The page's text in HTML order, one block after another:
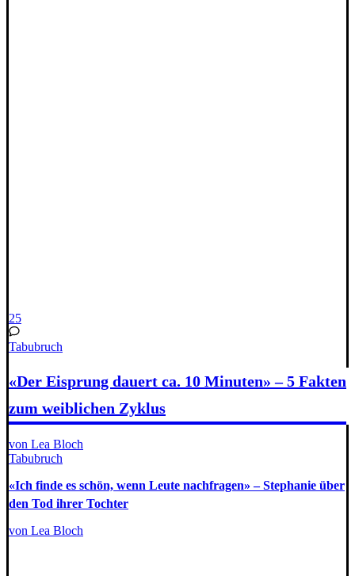
25
Tabubruch
«Der Eisprung dauert ca. 10 Minuten» – 5 Fakten
zum weiblichen Zyklus
von Lea Bloch
Tabubruch
«Ich finde es schön, wenn Leute nachfragen» – Stephanie über
den Tod ihrer Tochter
von Lea Bloch